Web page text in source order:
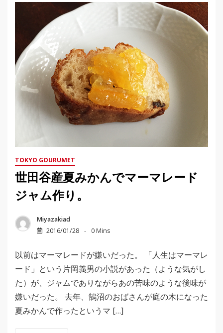
TOKYO GOURUMET
世田谷産夏みかんでマーマレード
ジャム作り。
Miyazakiad
2016/01/28
0 Mins
以前はマーマレードが嫌いだった。 「人生はマーマレ
ード」という片岡義男の小説があった（ような気がし
た）が、ジャムでありながらあの苦味のような後味が
嫌いだった。 去年、鵠沼のおばさんが庭の木になった
夏みかんで作ったというマ […]